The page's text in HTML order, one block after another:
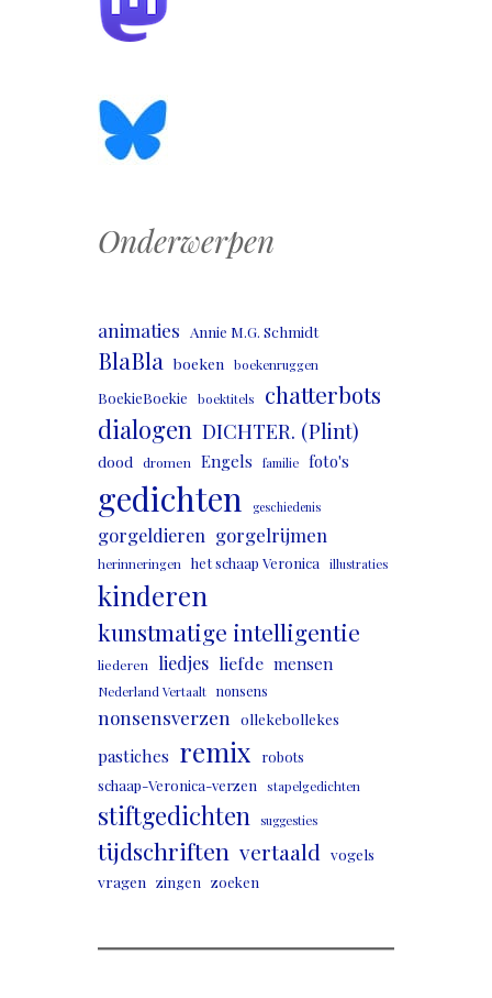
Onderwerpen
animaties Annie M.G. Schmidt
BlaBla boeken boekenruggen
BoekieBoekie boektitels chatterbots
dialogen DICHTER. (Plint)
dood dromen Engels familie foto's
gedichten geschiedenis
gorgeldieren gorgelrijmen
herinneringen het schaap Veronica illustraties
kinderen
kunstmatige intelligentie
liederen liedjes liefde mensen
Nederland Vertaalt nonsens
nonsensverzen ollekebollekes
pastiches remix
robots
schaap-Veronica-verzen stapelgedichten
stiftgedichten suggesties
tijdschriften vertaald vogels
vragen zingen zoeken